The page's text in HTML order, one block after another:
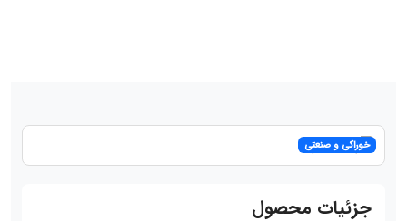
خوراکی و صنعتی
جزئیات محصول